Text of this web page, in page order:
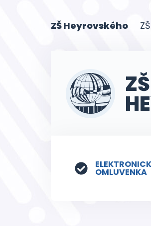
ZŠ Heyrovského
OMLUVENKA